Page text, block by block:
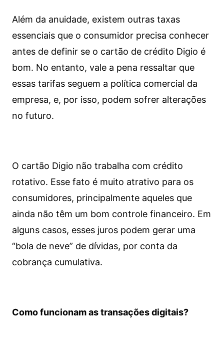
Além da anuidade, existem outras taxas
essenciais que o consumidor precisa conhecer
antes de definir se o cartão de crédito Digio é
bom. No entanto, vale a pena ressaltar que
essas tarifas seguem a política comercial da
empresa, e, por isso, podem sofrer alterações
no futuro.
O cartão Digio não trabalha com crédito
rotativo. Esse fato é muito atrativo para os
consumidores, principalmente aqueles que
ainda não têm um bom controle financeiro. Em
alguns casos, esses juros podem gerar uma
“bola de neve” de dívidas, por conta da
cobrança cumulativa.
Como funcionam as transações digitais?